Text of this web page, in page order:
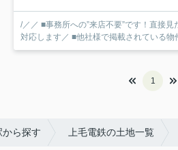
/／／ ■事務所への”来店不要”です！直接
対応します／ ■他社様で掲載されている物
1
ら探す 上毛電鉄の土地一覧